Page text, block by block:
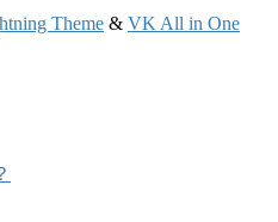
Theme & VK All in One